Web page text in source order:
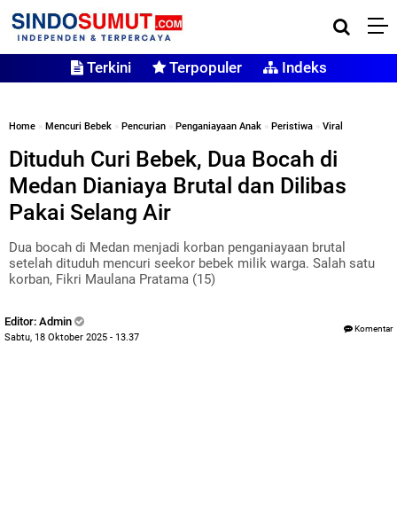
Terkini Terpopuler Indeks
Home » Mencuri Bebek » Pencurian » Penganiayaan Anak » Peristiwa » Viral
Dituduh Curi Bebek, Dua Bocah di
Medan Dianiaya Brutal dan Dilibas
Pakai Selang Air
Dua bocah di Medan menjadi korban penganiayaan brutal
setelah dituduh mencuri seekor bebek milik warga. Salah satu
korban, Fikri Maulana Pratama (15)
Editor: Admin
Sabtu, 18 Oktober 2025 - 13.37
Komentar